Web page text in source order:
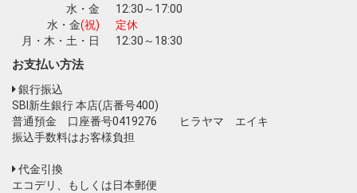
水・金
12:30～17:00
水・金(祝)
定休
月・木・土・日
12:30～18:30
お支払い方法
銀行振込
SBI新生銀行 本店(店番号400)
普通預金 口座番号0419276 ヒラヤマ エイキ
振込手数料はお客様負担
代金引換
エコデリ、もしくは日本郵便